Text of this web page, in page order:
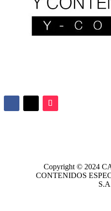
Copyright © 2024
CONTENIDOS